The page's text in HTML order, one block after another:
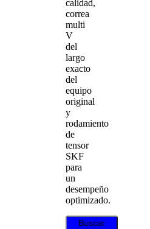
calidad,
correa
multi
V
del
largo
exacto
del
equipo
original
y
rodamiento
de
tensor
SKF
para
un
desempeño
optimizado.
Buscar